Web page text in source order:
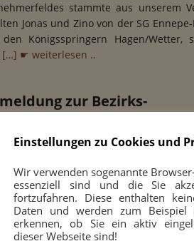
stammte aus unserem
Jonas und Zino von der SG
Königsspringern Hagen/Wetter,
[…] ☛ weiterlesen ..
zur Bezirks-
Hohenlimburg am
Samstag, den 21. Mai 2022,
des
fünf Runden im Schweizer
von 15+3 und starten
ist auf 30 begrenzt.
Einstellungen zu Cookies und
Wir verwenden sogenannte
essenziell sind und die Sie
fortzufahren. Diese enthalten
Daten und werden zum
erkennen, ob Sie ein aktiv
dieser Webseite sind!